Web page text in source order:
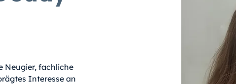
Neugier, fachliche
Interesse an